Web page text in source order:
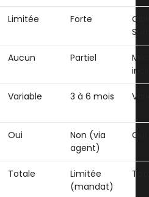
Limitée Forte
Aucun Partiel
Variable 3 à 6 mois
Oui
Non (via
agent)
Oui
Totale
Limitée
(mandat)